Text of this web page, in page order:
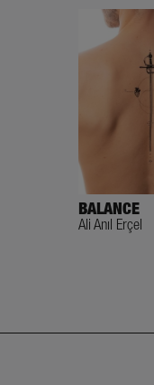
BALANCE
Ali Anıl Erçel